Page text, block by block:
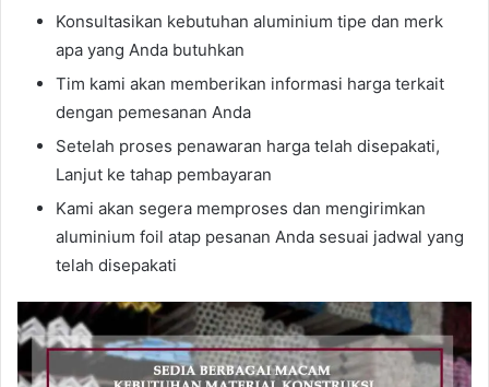
Konsultasikan kebutuhan aluminium tipe dan merk
apa yang Anda butuhkan
Tim kami akan memberikan informasi harga terkait
dengan pemesanan Anda
Setelah proses penawaran harga telah disepakati,
Lanjut ke tahap pembayaran
Kami akan segera memproses dan mengirimkan
aluminium foil atap pesanan Anda sesuai jadwal yang
telah disepakati